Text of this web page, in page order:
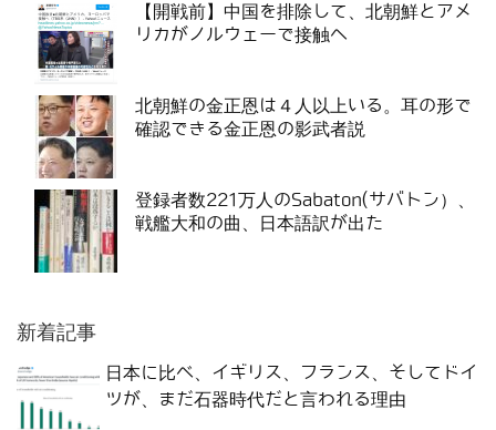
【開戦前】中国を排除して、北朝鮮とアメ
リカがノルウェーで接触へ
北朝鮮の金正恩は４人以上いる。耳の形で
確認できる金正恩の影武者説
登録者数221万人のSabaton(サバトン）、
戦艦大和の曲、日本語訳が出た
新着記事
日本に比べ、イギリス、フランス、そしてドイ
ツが、まだ石器時代だと言われる理由